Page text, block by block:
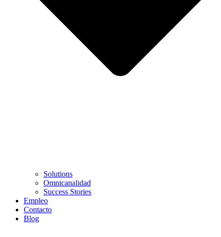
Solutions
Omnicanalidad
Success Stories
Empleo
Contacto
Blog